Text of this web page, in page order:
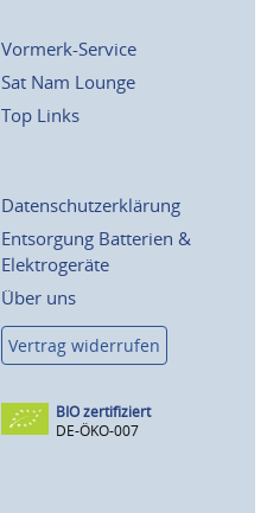
Vormerk-Service
Sat Nam Lounge
Top Links
Datenschutzerklärung
Entsorgung Batterien &
Elektrogeräte
Über uns
Vertrag widerrufen
BIO zertifiziert
DE-ÖKO-007